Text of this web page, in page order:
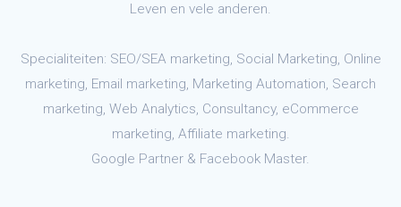
Leven en vele anderen.
Specialiteiten: SEO/SEA marketing, Social Marketing, Online
marketing, Email marketing, Marketing Automation, Search
marketing, Web Analytics, Consultancy, eCommerce
marketing, Affiliate marketing.
Google Partner & Facebook Master.